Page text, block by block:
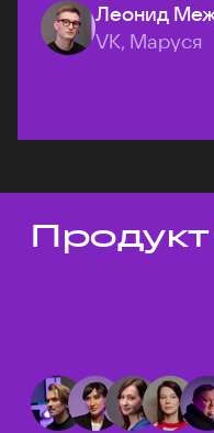
Леонид
VK, Маруся
Темы докладов
Продукт